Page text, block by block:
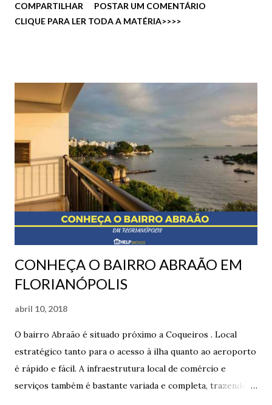
andar alto, a sensação de ver toda a cidade e até dar uma
espiada em como está o trânsito sem ter que olhar nenhum
corredores, também sem salões de festas, playgrounds e
salões de jogos acaba sendo raro ter barulho de crianças
brincando, a não ser que o vizinho tenha muitos filhos. E
quem mora nos andares mais altos de um apartamento tem
menos efeito na estrutura do imóvel pois recebem menos
impacto de encanamento e pressão da água, por exemplo,
adiando o número de reformas no imóvel. Afinal, até agora
só temos prós em poder morar em andares altos! E...
COMPARTILHAR
POSTAR UM COMENTÁRIO
CLIQUE PARA LER TODA A MATÉRIA>>>>
CONHEÇA O BAIRRO ABRAÃO EM
FLORIANÓPOLIS
abril 10, 2018
O bairro Abraão é situado próximo a Coqueiros . Local
estratégico tanto para o acesso à ilha quanto ao aeroporto
é rápido e fácil. A infraestrutura local de comércio e
serviços também é bastante variada e completa, trazendo